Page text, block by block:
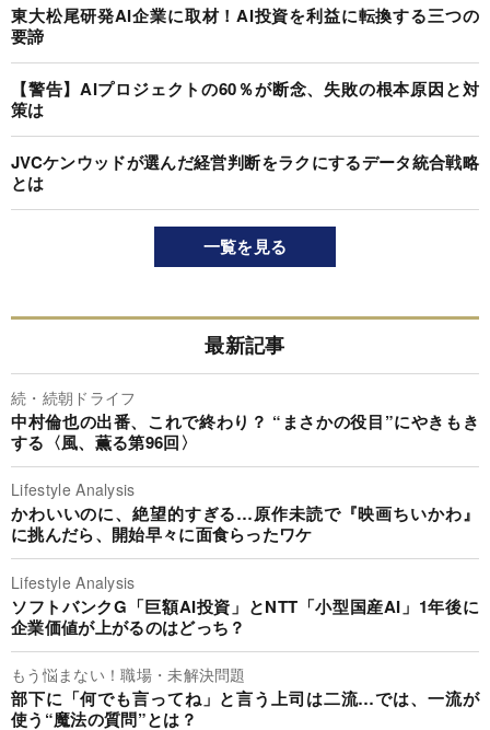
東大松尾研発AI企業に取材！AI投資を利益に転換する三つの
要諦
【警告】AIプロジェクトの60％が断念、失敗の根本原因と対
策は
JVCケンウッドが選んだ経営判断をラクにするデータ統合戦略
とは
一覧を見る
最新記事
続・続朝ドライフ
中村倫也の出番、これで終わり？ “まさかの役目”にやきもき
する〈風、薫る第96回〉
Lifestyle Analysis
かわいいのに、絶望的すぎる…原作未読で『映画ちいかわ』
に挑んだら、開始早々に面食らったワケ
Lifestyle Analysis
ソフトバンクG「巨額AI投資」とNTT「小型国産AI」1年後に
企業価値が上がるのはどっち？
もう悩まない！職場・未解決問題
部下に「何でも言ってね」と言う上司は二流…では、一流が
使う“魔法の質問”とは？